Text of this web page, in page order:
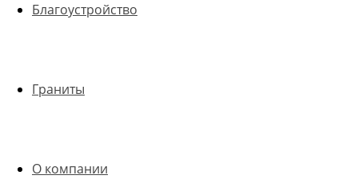
Благоустройство
Граниты
О компании